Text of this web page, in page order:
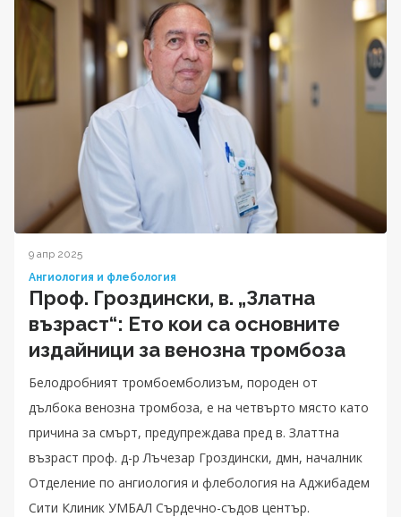
9 апр 2025
Ангиология и флебология
Проф. Гроздински, в. „Златна
възраст“: Ето кои са основните
издайници за венозна тромбоза
Белодробният тромбоемболизъм, породен от
дълбока венозна тромбоза, е на четвърто място като
причина за смърт, предупреждава пред в. Златтна
възраст проф. д-р Лъчезар Гроздински, дмн, началник
Отделение по ангиология и флебология на Аджибадем
Сити Клиник УМБАЛ Сърдечно-съдов център.